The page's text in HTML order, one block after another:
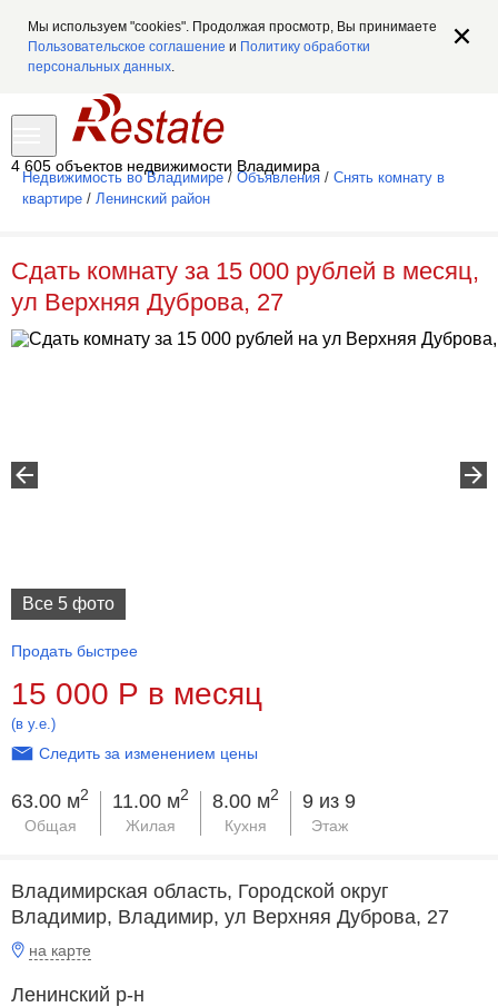
Мы используем "cookies". Продолжая просмотр, Вы принимаете
Пользовательское соглашение и Политику обработки
персональных данных.
4 605 объектов недвижимости Владимира
Недвижимость во Владимире / Объявления / Снять комнату в
квартире / Ленинский район
Сдать комнату за 15 000 рублей в месяц,
ул Верхняя Дуброва, 27
Все 5 фото
Продать быстрее
15 000 Р в месяц
(в у.е.)
Следить за изменением цены
63.00 м2
Общая
11.00 м2
Жилая
8.00 м2
Кухня
9 из 9
Этаж
Владимирская область, Городской округ
Владимир, Владимир, ул Верхняя Дуброва, 27
на карте
Ленинский р-н